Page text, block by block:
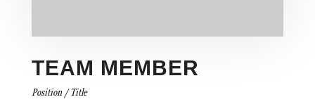
TEAM MEMBER
Position / Title